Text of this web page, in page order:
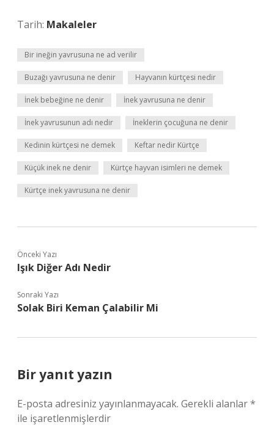
Tarih: Makaleler
Bir ineğin yavrusuna ne ad verilir
Buzağı yavrusuna ne denir Hayvanın kürtçesi nedir
İnek bebeğine ne denir İnek yavrusuna ne denir
İnek yavrusunun adı nedir İneklerin çocuğuna ne denir
Kedinin kürtçesi ne demek Keftar nedir Kürtçe
Küçük inek ne denir Kürtçe hayvan isimleri ne demek
Kürtçe inek yavrusuna ne denir
Önceki Yazı
Işık Diğer Adı Nedir
Sonraki Yazı
Solak Biri Keman Çalabilir Mi
Bir yanıt yazın
E-posta adresiniz yayınlanmayacak. Gerekli alanlar*
ile işaretlenmişlerdir